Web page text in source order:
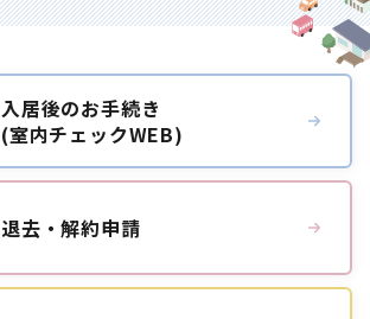
入居後のお手続き
(室内チェックWEB)
退去・解約申請